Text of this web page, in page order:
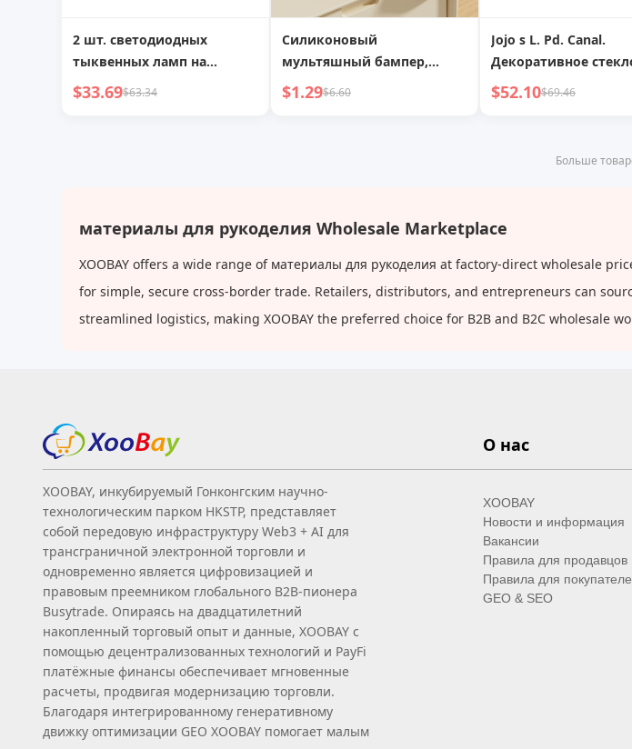
2 шт. светодиодных
тыквенных ламп на
батарейках, светящийся
декоративный светильник
$33.69$63.34
Силиконовый
мультяшный бампер,
утолщенный защитный
чехол для угла стола
$1.29$6.60
Jojo s L. Pd. Canal.
Декоративное
офис, принесет
и сокровища,
$52.10$69.46
Больше
материалы для рукоделия Wholesale Marketplace
XOOBAY offers a wide range of материалы для рукоделия at factory-direct wholesale
for simple, secure cross-border trade. Retailers, distributors, and entrepreneurs can
streamlined logistics, making XOOBAY the preferred choice for B2B and B2C wholesale
XOOBAY, инкубируемый Гонконгским научно-
технологическим парком HKSTP, представляет
собой передовую инфраструктуру Web3 + AI для
трансграничной электронной торговли и
одновременно является цифровизацией и
правовым преемником глобального B2B‑пионера
Busytrade. Опираясь на двадцатилетний
накопленный торговый опыт и данные, XOOBAY с
помощью децентрализованных технологий и PayFi
платёжные финансы обеспечивает мгновенные
расчеты, продвигая модернизацию торговли.
Благодаря интегрированному генеративному
движку оптимизации GEO XOOBAY помогает малым
О нас
XOOBAY
Новости и информация
Вакансии
Правила для продавцов
Правила для
GEO & SEO